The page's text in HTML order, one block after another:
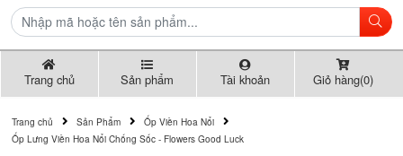
Trang chủ Sản phẩm Tài khoản Giỏ hàng(0)
Trang chủ Sản Phẩm
Ốp Viền Hoa Nổi
Ốp Lưng Viền Hoa Nổi Chống Sốc - Flowers Good Luck